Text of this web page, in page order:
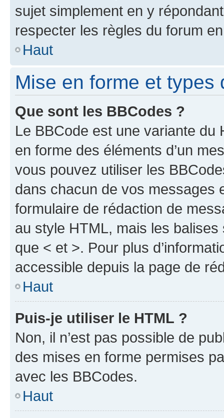
sujet simplement en y
respecter les règles du forum
Haut
Mise en forme et types
Que sont les BBCodes ?
Le BBCode est une variante du
en forme des éléments d’un
vous pouvez utiliser les
dans chacun de vos messages
formulaire de rédaction de
au style HTML, mais les
que < et >. Pour plus
accessible depuis la page de
Haut
Puis-je utiliser le HTML ?
Non, il n’est pas possible de
des mises en forme permises
avec les BBCodes.
Haut